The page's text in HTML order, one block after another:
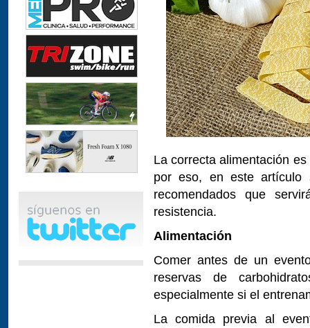
La correcta alimentación
por eso, en este artículo
recomendados que
resistencia.
Alimentación
Comer antes de un
reservas de
especialmente si el
La comida previa al